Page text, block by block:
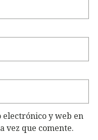
y web en
vez que comente.